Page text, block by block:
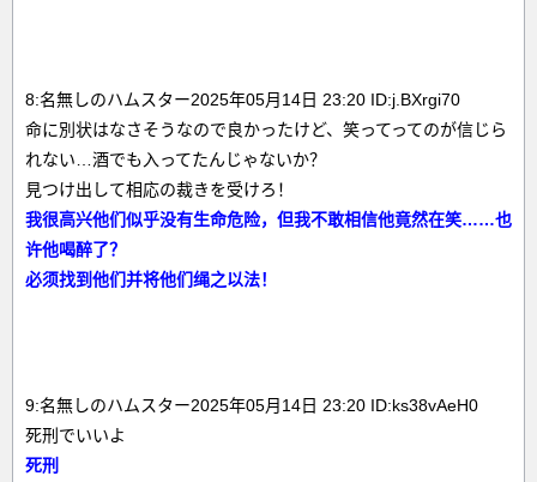
8:名無しのハムスター2025年05月14日 23:20 ID:j.BXrgi70
命に別状はなさそうなので良かったけど、笑ってってのが信じら
れない…酒でも入ってたんじゃないか？
見つけ出して相応の裁きを受けろ！
我很高兴他们似乎没有生命危险，但我不敢相信他竟然在笑……也
许他喝醉了？
必须找到他们并将他们绳之以法！
9:名無しのハムスター2025年05月14日 23:20 ID:ks38vAeH0
死刑でいいよ
死刑